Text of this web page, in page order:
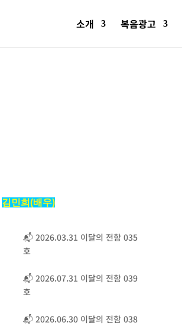
소개 복음광고
김민희(배우)
📬 2026.03.31 이달의 전함 035
호
📬 2026.07.31 이달의 전함 039
호
📬 2026.06.30 이달의 전함 038